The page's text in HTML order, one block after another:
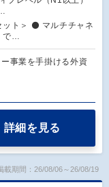
ト＞ ⚫ マルチチャネ
で…
事業を手掛ける外資
詳細を見る
載期間：26/08/06～26/08/19